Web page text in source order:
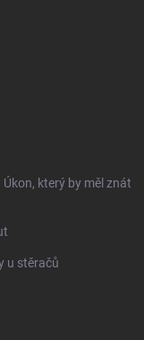
který by měl znát
u stěračů